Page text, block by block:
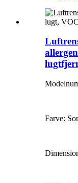
Farve: